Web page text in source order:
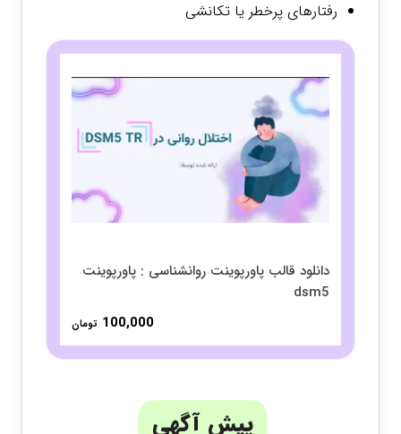
رفتارهای پرخطر یا تکانشی
دانلود قالب پاورپوینت روانشناسی : پاورپوینت
dsm5
100,000 تومان
پیش آگهی